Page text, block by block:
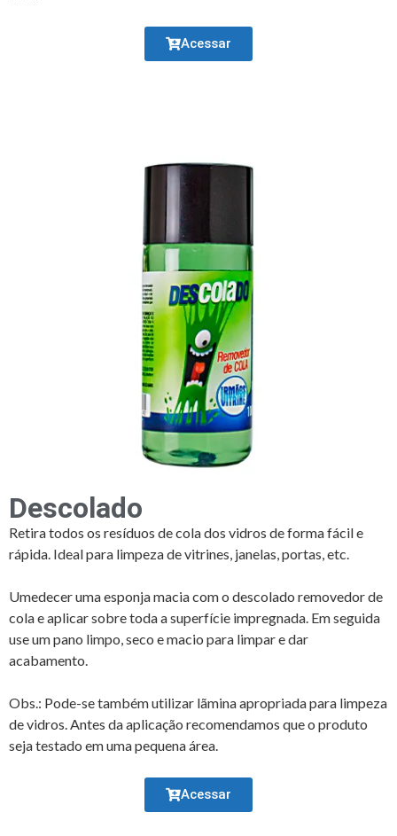
Acessar
Descolado
Retira todos os resíduos de cola dos vidros de forma fácil e
rápida. Ideal para limpeza de vitrines, janelas, portas, etc.
Umedecer uma esponja macia com o descolado removedor de
cola e aplicar sobre toda a superfície impregnada. Em seguida
use um pano limpo, seco e macio para limpar e dar
acabamento.
Obs.: Pode-se também utilizar lãmina apropriada para limpeza
de vidros. Antes da aplicação recomendamos que o produto
seja testado em uma pequena área.
Acessar